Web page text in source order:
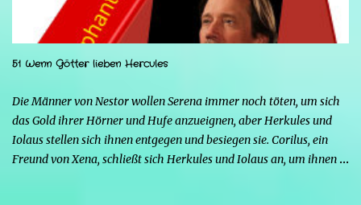
nun steht sein Racheplan kurz vor der Vollendung. Einige Männer
im Dorf belästigen Serena, also stellt sich Hercules seiner Frau zur
Seite, um sie zu verteidigen, aber ohne seine Kräfte fällt es ihm
schwerer, sich zu behaupten, und er riskiert sogar, zu sterben.
Strife schürt mit seinen Kräften die Wut von...
51 Wenn Götter lieben Hercules
Die Männer von Nestor wollen Serena immer noch töten, um sich
das Gold ihrer Hörner und Hufe anzueignen, aber Herkules und
Iolaus stellen sich ihnen entgegen und besiegen sie. Corilus, ein
Freund von Xena, schließt sich Herkules und Iolaus an, um ihnen